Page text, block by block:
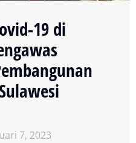
19 di
7, 2023